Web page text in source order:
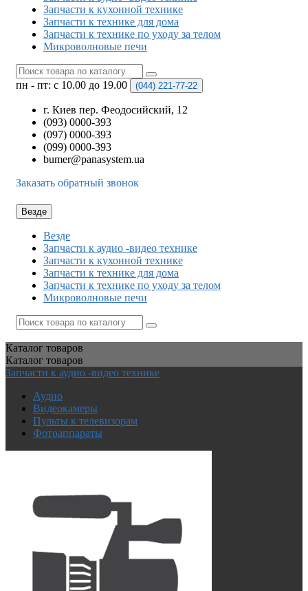
Запчасти к кухонной технике
Запчасти к технике для дома
Запчасти к технике по уходу за телом
Микроволновые печи
пн - пт: с 10.00 до 19.00 (044) 221-77-22
г. Киев пер. Феодосийский, 12
(093) 0000-393
(097) 0000-393
(099) 0000-393
bumer@panasystem.ua
Заказать обратный звонок
Везде
Везде
Запчасти к аудио -видео технике
Запчасти к кухонной технике
Запчасти к технике для дома
Запчасти к технике по уходу за телом
Микроволновые печи
Каталог товаров
Каталог товаров
Запчасти к аудио -видео технике
Аудио
Видеокамеры
Пульты к телевизорам
Фотоаппараты